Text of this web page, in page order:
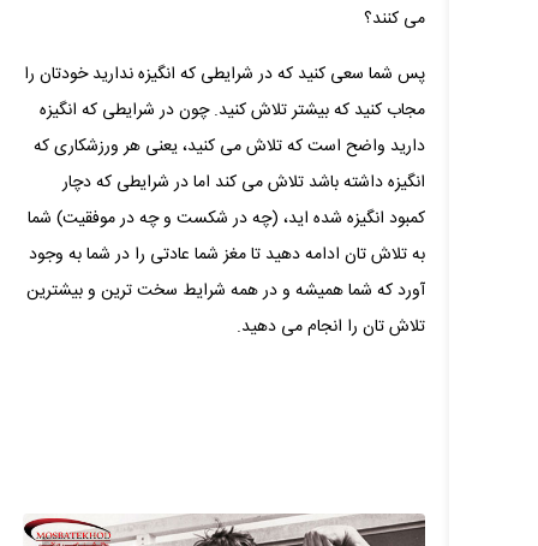
می‌ کنند؟
پس شما سعی کنید که در شرایطی که انگیزه ندارید خودتان را
مجاب کنید که بیشتر تلاش کنید. چون در شرایطی که انگیزه
دارید واضح است که تلاش می‌ کنید، یعنی هر ورزشکاری که
انگیزه داشته باشد تلاش می‌ کند اما در شرایطی که دچار
کمبود انگیزه شده‌ اید، (چه در شکست و چه در موفقیت) شما
به تلاش‌ تان ادامه دهید تا مغز شما عادتی را در شما به وجود
آورد که شما همیشه و در همه شرایط سخت‌ ترین و بیشترین
تلاش‌ تان را انجام می‌ دهید.